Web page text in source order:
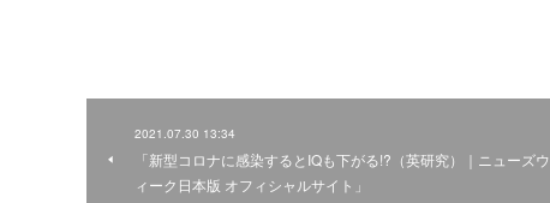
2021.07.30 13:34
「新型コロナに感染するとIQも下がる!?（英研究）｜ニューズウ
ィーク日本版 オフィシャルサイト」